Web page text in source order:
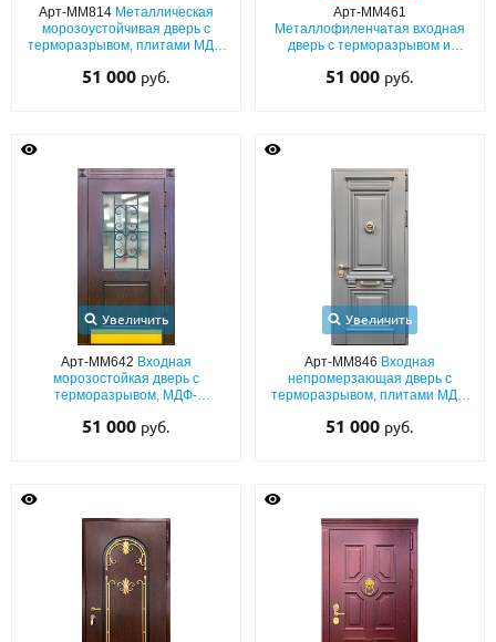
Арт-ММ814 Металлическая
морозоустойчивая дверь с
терморазрывом, плитами МДФ
объемным декором «лев»
51 000 руб.
Арт-ММ461
Металлофиленчатая входная
дверь с терморазрывом и
голубых оттенков
51 000 руб.
Увеличить
Арт-ММ642 Входная
морозостойкая дверь с
терморазрывом, МДФ-
ковкой и отбойником из латуни
51 000 руб.
Увеличить
Арт-ММ846 Входная
непромерзающая дверь с
терморазрывом, плитами МДФ
багетным раскладом и кнокером
51 000 руб.